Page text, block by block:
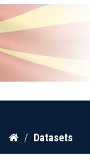
Skip
content
Datasets